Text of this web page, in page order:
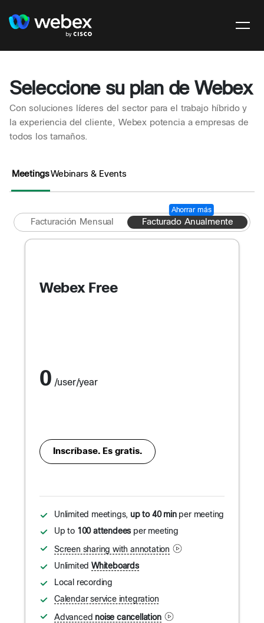
Seleccione su plan de Webex
Con soluciones líderes del sector para el trabajo híbrido y
la experiencia del cliente, Webex potencia a empresas de
todos los tamaños.
MeetingsWebinars & Events
Facturación Mensual Facturado Anualmente
Ahorrar más
Webex Free
0 /user/year
Inscríbase. Es gratis.
Unlimited meetings, up to 40 minper meeting
Up to 100 attendees per meeting
Screen sharing with annotation
Unlimited Whiteboards
Local recording
Calendar service integration
Advanced noise cancellation